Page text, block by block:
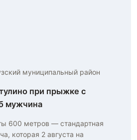
муниципальный район
при прыжке с
мужчина
600 метров — стандартная
которая 2 августа на